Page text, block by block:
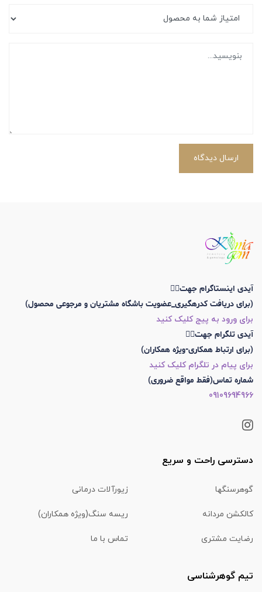
ارسال دیدگاه
آیدی اینستاگرام جهت👇🏼
(برای دریافت کدرهگیری_عضویت باشگاه مشتریان و مرجوعی محصول)
برای ورود به پیج کلیک کنید
آیدی تلگرام جهت👇🏼
(برای ارتباط همکاری-ویژه همکاران)
برای پیام در تلگرام کلیک کنید
شماره تماس(فقط مواقع ضروری)
09109694966
دسترسی راحت و سریع
گوهرسنگها زیورآلات درمانی
کالکشن مردانه ریسه سنگ(ویژه همکاران)
رضایت مشتری تماس با ما
تیم گوهرشناسی